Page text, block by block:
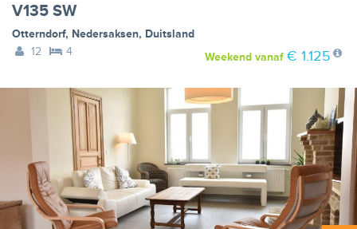
V135 SW
Otterndorf, Nedersaksen, Duitsland
12
4 Weekendvanaf € 1.125